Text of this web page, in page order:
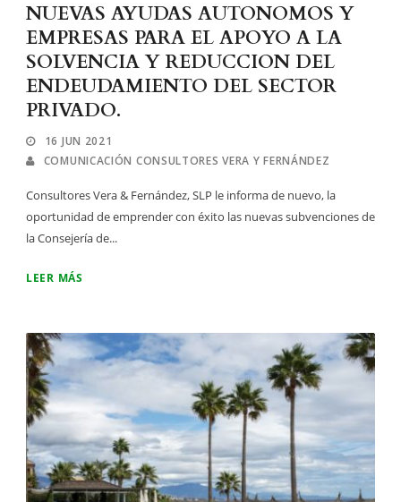
NUEVAS AYUDAS AUTONOMOS Y
EMPRESAS PARA EL APOYO A LA
SOLVENCIA Y REDUCCION DEL
ENDEUDAMIENTO DEL SECTOR
PRIVADO.
16 JUN 2021
COMUNICACIÓN CONSULTORES VERA Y FERNÁNDEZ
Consultores Vera & Fernández, SLP le informa de nuevo, la
oportunidad de emprender con éxito las nuevas subvenciones de
la Consejería de...
LEER MÁS